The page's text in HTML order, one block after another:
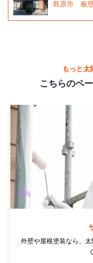
島原市 板壁
もっと太
こちらのペ
外壁や屋根塗装なら、